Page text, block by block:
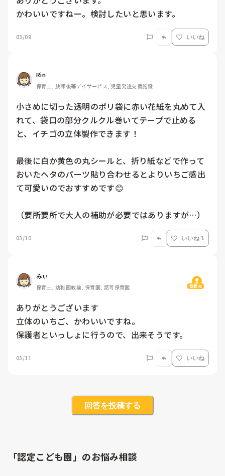
かわいいですねー。検討したいと思います。
03/09 いいね
Rin
保育士, 放課後等デイサービス, 児童発達支援施設
小さめに切った透明のポリ袋に赤い花紙を丸めて入
れて、袋口の部分クルクル巻いてテープで止める
と、イチゴの立体製作できます！
最後に白か黄色の丸シールと、折り紙などで作って
おいたヘタのパーツ貼り合わせるとよりいちご感出
て可愛いのでおすすめです😊
（要所要所で大人の補助が必要ではありますが…）
03/10 いいね 1
みぃ
保育士, 幼稚園教諭, 保育園, 認可保育園 質問主
ありがとうございます
立体のいちご、かわいいですね。
保護者といっしょに行うので、出来そうです。
03/11 いいね
回答を投稿する
「認定こども園」のお悩み相談